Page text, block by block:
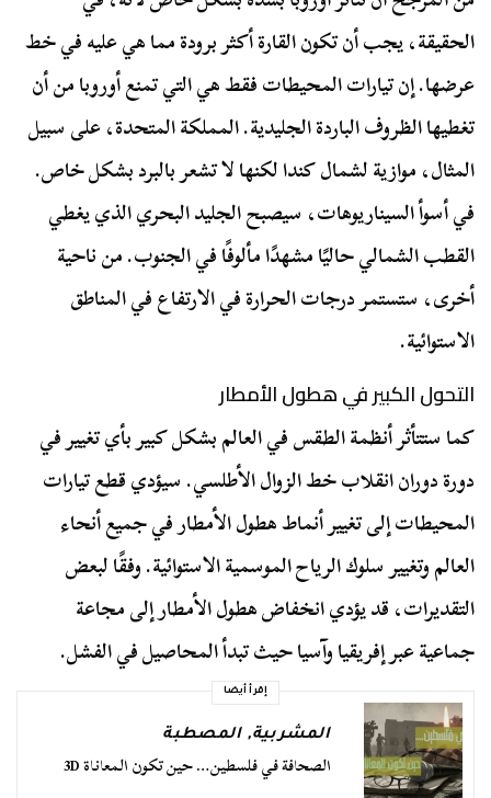
الحقيقة، يجب أن تكون القارة أكثر برودة مما هي عليه في خط
عرضها. إن تيارات المحيطات فقط هي التي تمنع أوروبا من أن
تغطيها الظروف الباردة الجليدية. المملكة المتحدة، على سبيل
المثال، موازية لشمال كندا لكنها لا تشعر بالبرد بشكل خاص.
في أسوأ السيناريوهات، سيصبح الجليد البحري الذي يغطي
القطب الشمالي حاليًا مشهدًا مألوفًا في الجنوب. من ناحية
أخرى، ستستمر درجات الحرارة في الارتفاع في المناطق
الاستوائية.
التحول الكبير في هطول الأمطار
كما ستتأثر أنظمة الطقس في العالم بشكل كبير بأي تغيير في
دورة دوران انقلاب خط الزوال الأطلسي. سيؤدي قطع تيارات
المحيطات إلى تغيير أنماط هطول الأمطار في جميع أنحاء
العالم وتغيير سلوك الرياح الموسمية الاستوائية. وفقًا لبعض
التقديرات، قد يؤدي انخفاض هطول الأمطار إلى مجاعة
جماعية عبر إفريقيا وآسيا حيث تبدأ المحاصيل في الفشل.
إقرأ أيضا
المشربية,المصطبة
الصحافة في فلسطين… حين تكون المعاناة 3D